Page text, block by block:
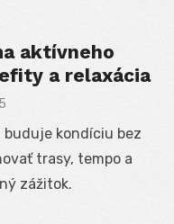
aktívneho
a relaxácia
kondíciu bez
trasy, tempo a
zážitok.